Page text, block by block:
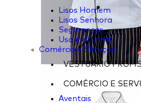
Lisos Homem
Lisos Senhora
Seguranças
Uso Industrial
Comércio e Serviços
VESTUÁRIO
COMÉRCIO E
Aventais